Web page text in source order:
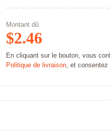
Montant dû
$2.46
En cliquant sur le bouton, vous
Politique de livraison, et consentez